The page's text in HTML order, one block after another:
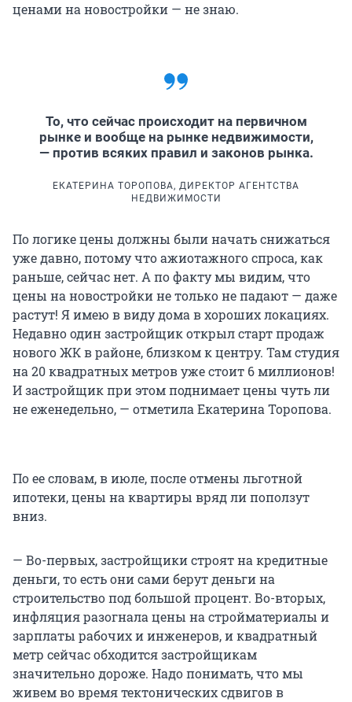
ценами на новостройки — не знаю.
То, что сейчас происходит на первичном
рынке и вообще на рынке недвижимости,
— против всяких правил и законов рынка.
ЕКАТЕРИНА ТОРОПОВА, ДИРЕКТОР АГЕНТСТВА
НЕДВИЖИМОСТИ
По логике цены должны были начать снижаться
уже давно, потому что ажиотажного спроса, как
раньше, сейчас нет. А по факту мы видим, что
цены на новостройки не только не падают — даже
растут! Я имею в виду дома в хороших локациях.
Недавно один застройщик открыл старт продаж
нового ЖК в районе, близком к центру. Там студия
на 20 квадратных метров уже стоит 6 миллионов!
И застройщик при этом поднимает цены чуть ли
не еженедельно, — отметила Екатерина Торопова.
По ее словам, в июле, после отмены льготной
ипотеки, цены на квартиры вряд ли поползут
вниз.
— Во-первых, застройщики строят на кредитные
деньги, то есть они сами берут деньги на
строительство под большой процент. Во-вторых,
инфляция разогнала цены на стройматериалы и
зарплаты рабочих и инженеров, и квадратный
метр сейчас обходится застройщикам
значительно дороже. Надо понимать, что мы
живем во время тектонических сдвигов в